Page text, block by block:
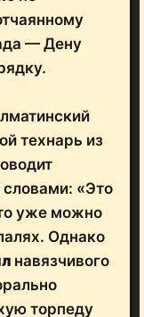
— Дену
технарь из
«Это
уже можно
Однако
торпеду